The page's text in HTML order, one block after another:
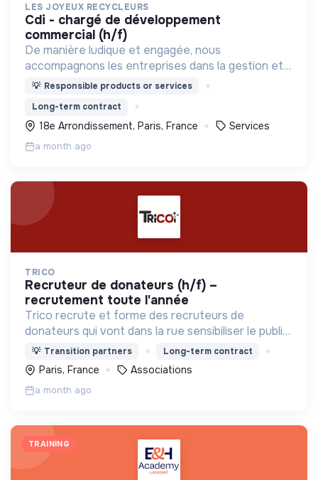
LES JOYEUX RECYCLEURS
cdi - chargé de développement
commercial (h/f)
De manière ludique et engagée, nous
accompagnons les entreprises dans la gestion et
la valorisation de leurs déchets recyclables, tout
💡 Responsible products or services
Long-term contract
18e Arrondissement, Paris, France Services
a month ago
TRICO
recruteur de donateurs (h/f) –
recrutement toute l'année
Trico recrute et forme des recruteurs de
donateurs qui vont dans la rue sensibiliser le public
et collecter des fonds pour permettre aux ONG
de financer leurs projets.
💡 Transition partners Long-term contract
Paris, France Associations
a month ago
TRAINING